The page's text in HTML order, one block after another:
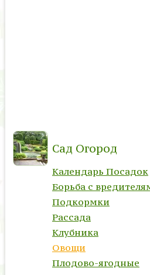
Сад Огород
Календарь Посадок
Борьба с
Подкормки
Рассада
Клубника
Овощи
Плодово-ягодные